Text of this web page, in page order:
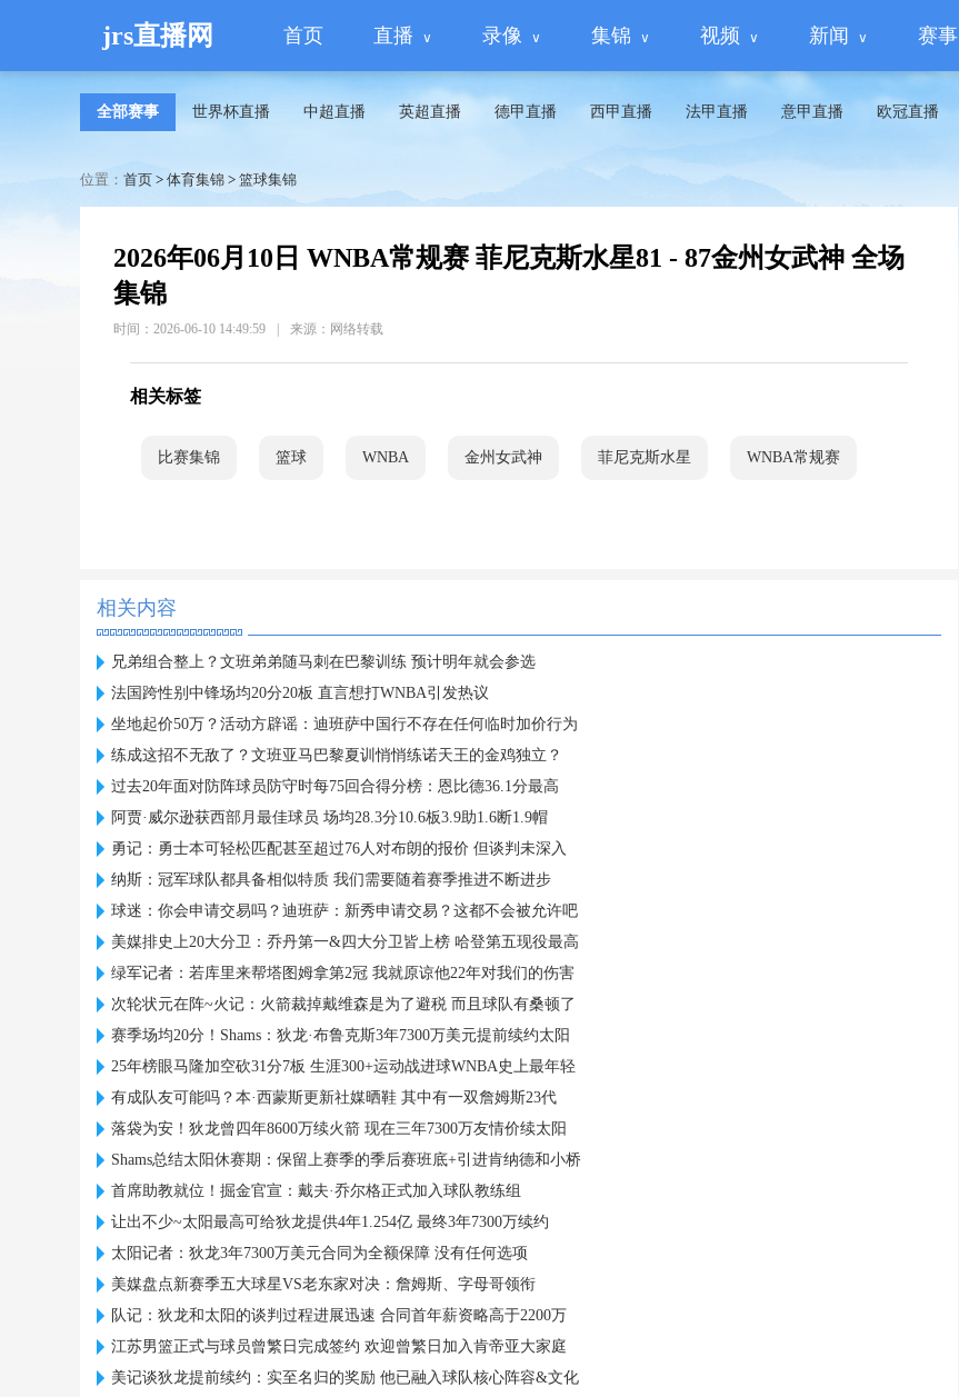
jrs直播网 首页 直播 录像 集锦 视频 新闻 赛事
全部赛事 世界杯直播 中超直播 英超直播 德甲直播 西甲直播 法甲直播 意甲直播 欧冠直播
位置： 首页 > 体育集锦 > 篮球集锦
2026年06月10日 WNBA常规赛 菲尼克斯水星81 - 87金州女武神 全场
集锦
时间：2026-06-10 14:49:59 来源：网络转载
相关标签
比赛集锦 篮球 WNBA 金州女武神 菲尼克斯水星 WNBA常规赛
相关内容
兄弟组合整上？文班弟弟随马刺在巴黎训练 预计明年就会参选
法国跨性别中锋场均20分20板 直言想打WNBA引发热议
坐地起价50万？活动方辟谣：迪班萨中国行不存在任何临时加价行为
练成这招不无敌了？文班亚马巴黎夏训悄悄练诺天王的金鸡独立？
过去20年面对防阵球员防守时每75回合得分榜：恩比德36.1分最高
阿贾·威尔逊获西部月最佳球员 场均28.3分10.6板3.9助1.6断1.9帽
勇记：勇士本可轻松匹配甚至超过76人对布朗的报价 但谈判未深入
纳斯：冠军球队都具备相似特质 我们需要随着赛季推进不断进步
球迷：你会申请交易吗？迪班萨：新秀申请交易？这都不会被允许吧
美媒排史上20大分卫：乔丹第一&四大分卫皆上榜 哈登第五现役最高
绿军记者：若库里来帮塔图姆拿第2冠 我就原谅他22年对我们的伤害
次轮状元在阵~火记：火箭裁掉戴维森是为了避税 而且球队有桑顿了
赛季场均20分！Shams：狄龙·布鲁克斯3年7300万美元提前续约太阳
25年榜眼马隆加空砍31分7板 生涯300+运动战进球WNBA史上最年轻
有成队友可能吗？本·西蒙斯更新社媒晒鞋 其中有一双詹姆斯23代
落袋为安！狄龙曾四年8600万续火箭 现在三年7300万友情价续太阳
Shams总结太阳休赛期：保留上赛季的季后赛班底+引进肯纳德和小桥
首席助教就位！掘金官宣：戴夫·乔尔格正式加入球队教练组
让出不少~太阳最高可给狄龙提供4年1.254亿 最终3年7300万续约
太阳记者：狄龙3年7300万美元合同为全额保障 没有任何选项
美媒盘点新赛季五大球星VS老东家对决：詹姆斯、字母哥领衔
队记：狄龙和太阳的谈判过程进展迅速 合同首年薪资略高于2200万
江苏男篮正式与球员曾繁日完成签约 欢迎曾繁日加入肯帝亚大家庭
美记谈狄龙提前续约：实至名归的奖励 他已融入球队核心阵容&文化